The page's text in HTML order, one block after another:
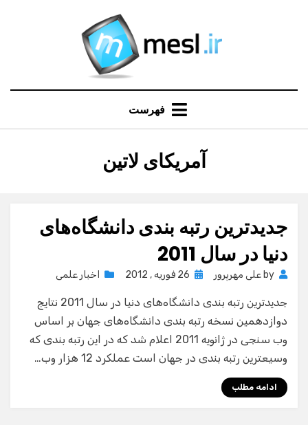
فهرست
برچسب
:
آمریکای لاتین
جدیدترین رتبه‌ بندی دانشگاه‌های
دنیا در سال 2011
by علی مهرپرور
Posted
26 فوریه , 2012 اخبار علمی
جدیدترین رتبه‌ بندی دانشگاه‌های دنیا در سال 2011 نتایج
دوازدهمین نسخه رتبه بندی دانشگاه‌های جهان بر اساس
وب سنجی در ژانویه 2011 اعلام شد که در این رتبه بندی که
وسیعترین رتبه بندی در جهان است عملکرد 12 هزار وب…
ادامه مطلب